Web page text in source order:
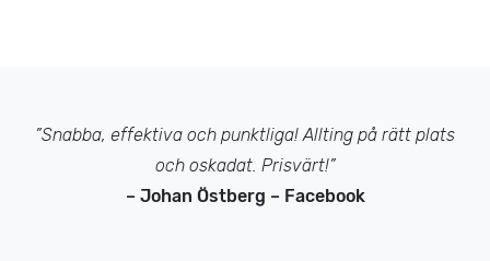
”Snabba, effektiva och punktliga! Allting på rätt plats
och oskadat. Prisvärt!”
– Johan Östberg – Facebook